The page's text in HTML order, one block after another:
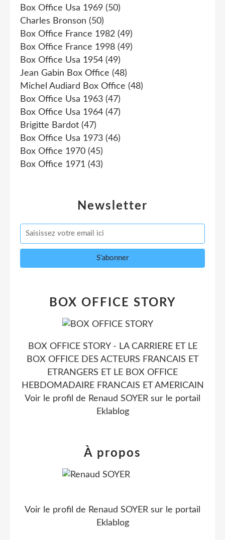
Newsletter
Box Office Usa 1969 (50)
Charles Bronson (50)
Box Office France 1982 (49)
Box Office France 1998 (49)
Box Office Usa 1954 (49)
Jean Gabin Box Office (48)
Michel Audiard Box Office (48)
Box Office Usa 1963 (47)
Box Office Usa 1964 (47)
Brigitte Bardot (47)
Box Office Usa 1973 (46)
Box Office 1970 (45)
Box Office 1971 (43)
BOX OFFICE STORY
BOX OFFICE STORY - LA CARRIERE ET LE
BOX OFFICE DES ACTEURS FRANCAIS ET
ETRANGERS ET LE BOX OFFICE
HEBDOMADAIRE FRANCAIS ET AMERICAIN
Voir le profil de Renaud SOYER sur le portail
Eklablog
À propos
Voir le profil de Renaud SOYER sur le portail
Eklablog